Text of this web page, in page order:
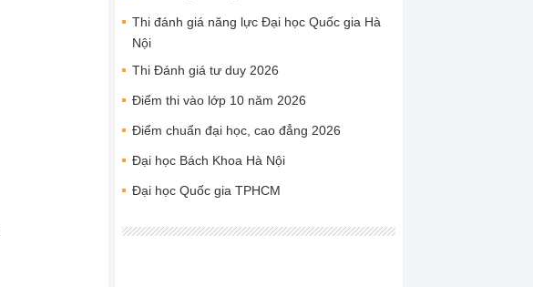
Thi đánh giá năng lực Đại học Quốc gia Hà
Nội
Thi Đánh giá tư duy 2026
Điểm thi vào lớp 10 năm 2026
Điểm chuẩn đại học, cao đẳng 2026
Đại học Bách Khoa Hà Nội
Đại học Quốc gia TPHCM